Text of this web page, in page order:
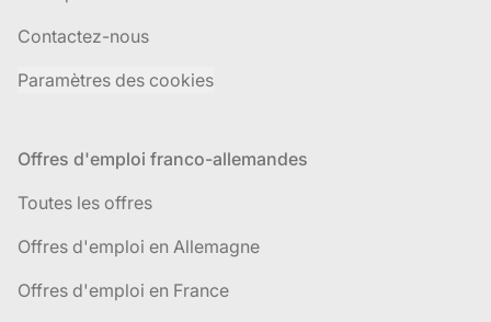
Contactez-nous
Paramètres des cookies
Offres d'emploi franco-allemandes
Toutes les offres
Offres d'emploi en Allemagne
Offres d'emploi en France